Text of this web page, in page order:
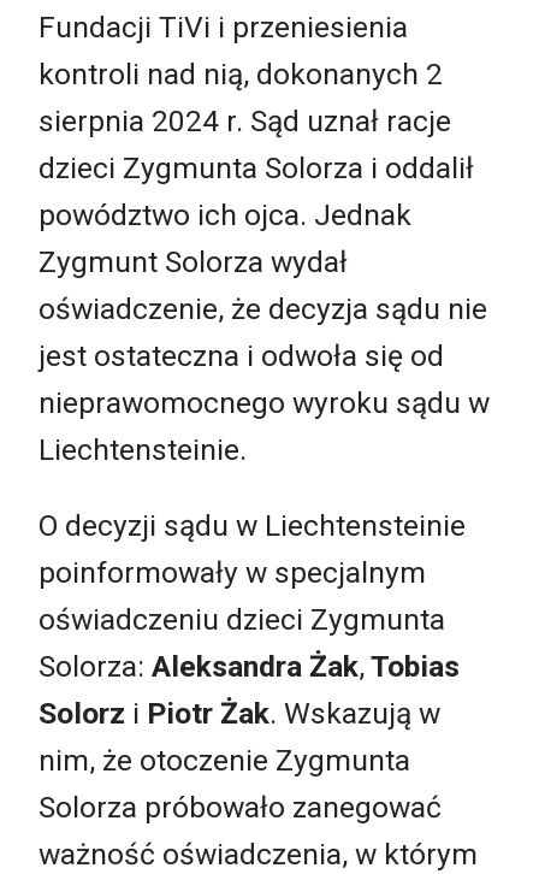
Fundacji TiVi i przeniesienia
kontroli nad nią, dokonanych 2
sierpnia 2024 r. Sąd uznał racje
dzieci Zygmunta Solorza i oddalił
powództwo ich ojca. Jednak
Zygmunt Solorza wydał
oświadczenie, że decyzja sądu nie
jest ostateczna i odwoła się od
nieprawomocnego wyroku sądu w
Liechtensteinie.
O decyzji sądu w Liechtensteinie
poinformowały w specjalnym
oświadczeniu dzieci Zygmunta
Solorza: Aleksandra Żak,Tobias
Solorz i Piotr Żak. Wskazują w
nim, że otoczenie Zygmunta
Solorza próbowało zanegować
ważność oświadczenia, w którym